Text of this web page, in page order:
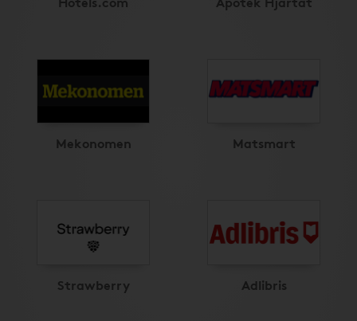
Mekonomen Matsmart
Strawberry Adlibris